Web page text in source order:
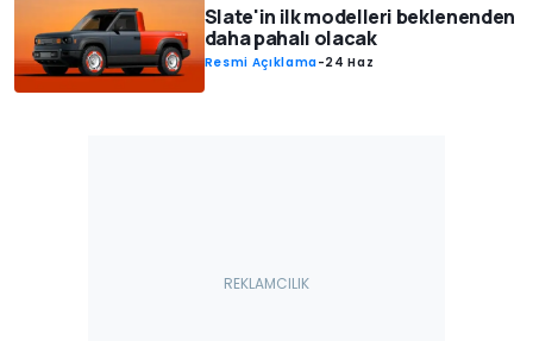
Slate'in ilk modelleri beklenenden
daha pahalı olacak
Resmi Açıklama-24 Haz